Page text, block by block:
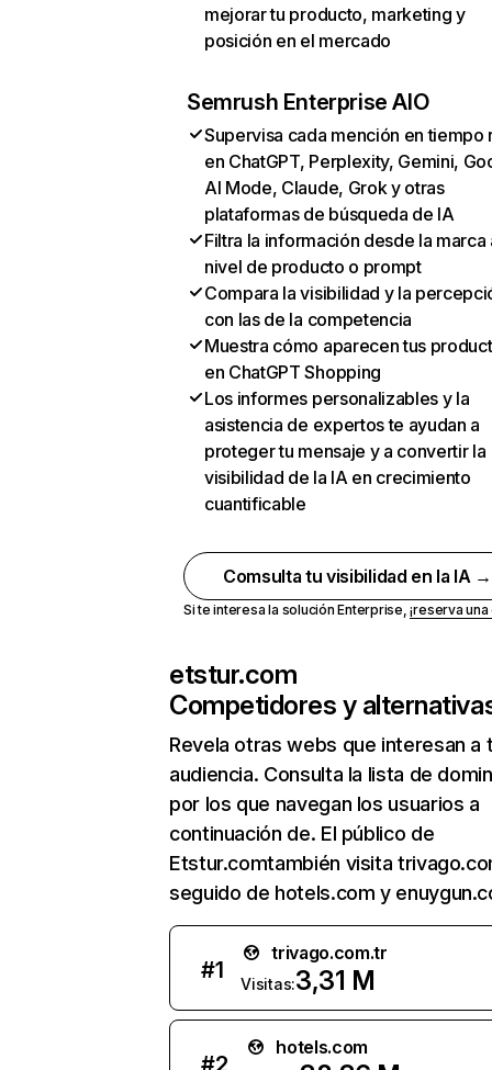
mejorar tu producto, marketing y
posición en el mercado
Semrush Enterprise AIO
Supervisa cada mención en tiempo
en ChatGPT, Perplexity, Gemini,
AI Mode, Claude, Grok y otras
plataformas de búsqueda de IA
Filtra la información desde la marca
nivel de producto o prompt
Compara la visibilidad y la
con las de la competencia
Muestra cómo aparecen tus
en ChatGPT Shopping
Los informes personalizables y la
asistencia de expertos te ayudan a
proteger tu mensaje y a convertir la
visibilidad de la IA en crecimiento
cuantificable
Comsulta tu visibilidad en la IA →
Si te interesa la solución Enterprise,¡reserva
etstur.com
Competidores y
Revela otras webs que interesan a
audiencia. Consulta la lista de
por los que navegan los usuarios a
continuación de. El público de
Etstur.comtambién visita
seguido de hotels.com y
#1
trivago.com.tr
Visitas:3,31 M
#2
hotels.com